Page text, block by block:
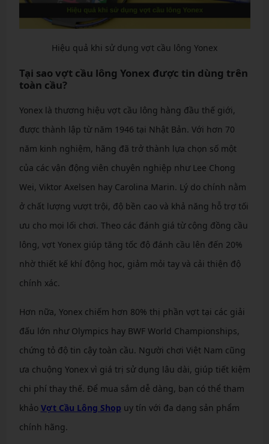
Hiệu quả khi sử dụng vợt cầu lông Yonex
Tại sao vợt cầu lông Yonex được tin dùng trên
toàn cầu?
Yonex là thương hiệu vợt cầu lông hàng đầu thế giới,
được thành lập từ năm 1946 tại Nhật Bản. Với hơn 70
năm kinh nghiệm, hãng đã trở thành lựa chọn số một
của các vận động viên chuyên nghiệp như Lee Chong
Wei, Viktor Axelsen hay Carolina Marin. Lý do chính nằm
ở chất lượng vượt trội, độ bền cao và khả năng hỗ trợ tối
ưu cho mọi lối chơi. Theo các đánh giá từ cộng đồng cầu
lông, vợt Yonex giúp tăng tốc độ đánh cầu lên đến 20%
nhờ thiết kế khí động học, giảm mỏi tay và cải thiện độ
chính xác.
Hơn nữa, Yonex chiếm hơn 80% thị phần vợt tại các giải
đấu lớn như Olympics hay BWF World Championships,
chứng tỏ độ tin cậy toàn cầu. Người chơi Việt Nam cũng
ưa chuộng Yonex vì giá trị sử dụng lâu dài, giúp tiết kiệm
chi phí thay thế. Để mua sắm dễ dàng, bạn có thể tham
khảo Vợt Cầu Lông Shop uy tín với đa dạng sản phẩm
chính hãng.